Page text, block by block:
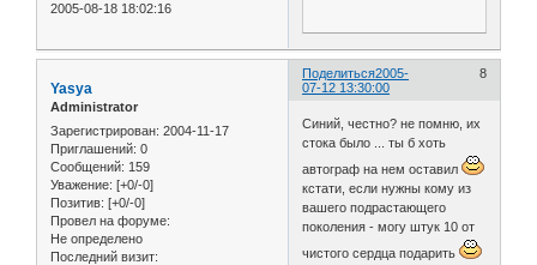
2005-08-18 18:02:16
Поделиться 8
2005-
07-12 13:30:00
Yasya
Administrator
Зарегистрирован: 2004-11-17
Приглашений: 0
Сообщений: 159
Уважение: [+0/-0]
Позитив: [+0/-0]
Провел на форуме:
Не определено
Последний визит:
Синий, честно? не помню, их
стока было ... ты б хоть
автограф на нем оставил
кстати, если нужны кому из
вашего подрастающего
поколения - могу штук 10 от
чистого сердца подарить